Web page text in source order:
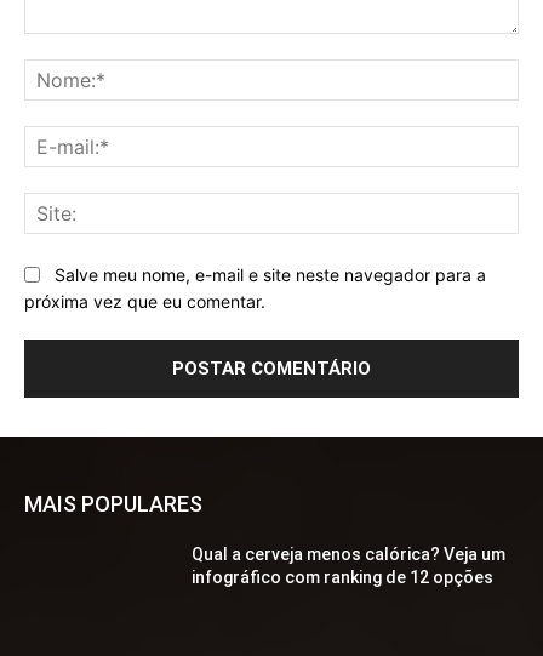
Salve meu nome, e-mail e site neste navegador para a
próxima vez que eu comentar.
MAIS POPULARES
Qual a cerveja menos calórica? Veja um
infográfico com ranking de 12 opções